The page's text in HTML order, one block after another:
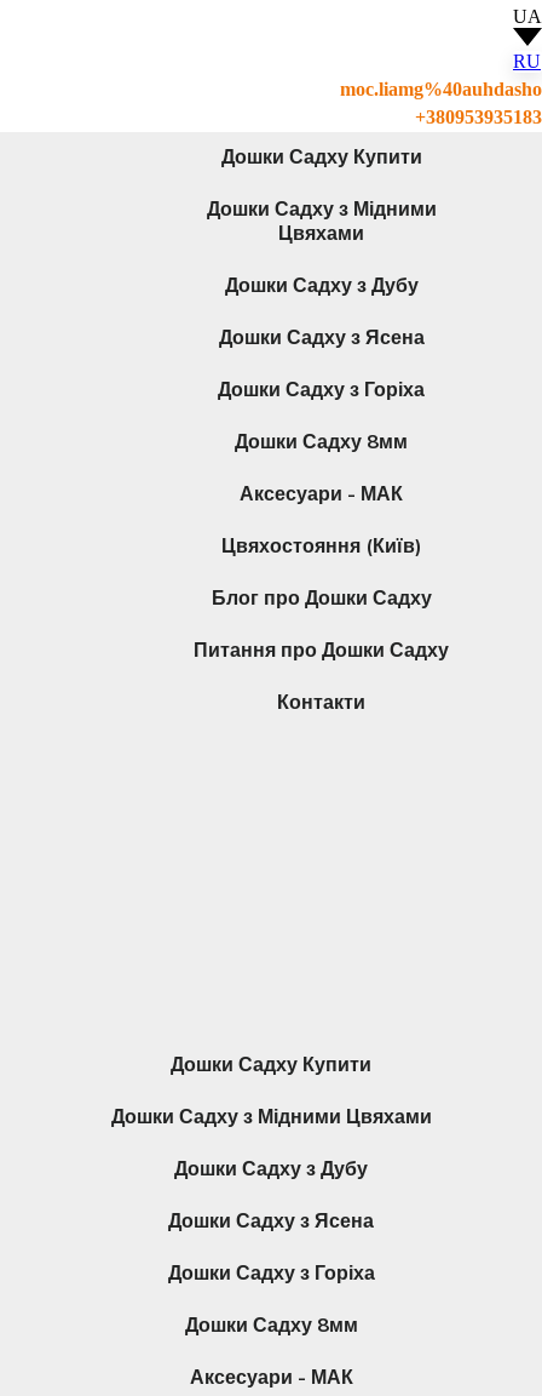
UA
RU
moc.liamg%40auhdasho
+380953935183
Дошки Садху Купити
Дошки Садху з Мідними
Цвяхами
Дошки Садху з Дубу
Дошки Садху з Ясена
Дошки Садху з Горіха
Дошки Садху 8мм
Аксесуари - МАК
Цвяхостояння (Київ)
Блог про Дошки Садху
Питання про Дошки Садху
Контакти
Дошки Садху Купити
Дошки Садху з Мідними Цвяхами
Дошки Садху з Дубу
Дошки Садху з Ясена
Дошки Садху з Горіха
Дошки Садху 8мм
Аксесуари - МАК